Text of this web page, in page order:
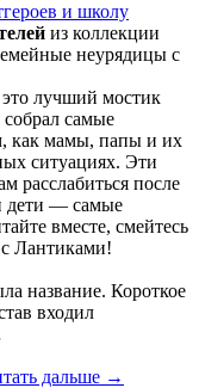
и школу
из коллекции
неурядицы с
лучший мостик
самые
как мамы, папы и их
ситуациях. Эти
расслабиться после
дети — самые
вместе, смейтесь
Лантиками!
название. Короткое
входил
дальше →